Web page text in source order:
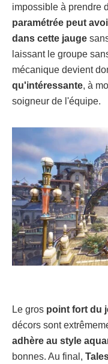
impossible à prendre
paramétrée peut
dans cette jauge
laissant le groupe
mécanique devient
qu'intéressante, à
soigneur de l'équipe.
Le gros point fort du
décors sont
adhère au style
bonnes. Au final,